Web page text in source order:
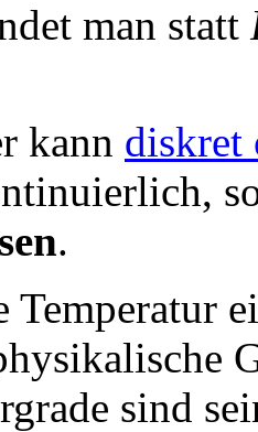
man statt
kann diskret
.
Temperatur
sind